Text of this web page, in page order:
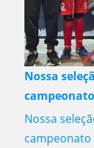
Nossa
Nossa